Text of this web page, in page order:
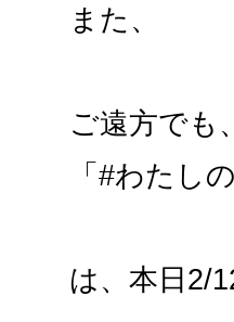
また、
ご遠方でも
「#わたし
は、本日2/